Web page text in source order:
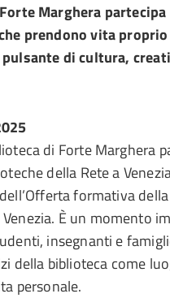
Marghera
prendono vita
di cultura,
di Forte Marghera
della Rete a
formativa
È un momento
insegnanti e
della biblioteca come
personale.